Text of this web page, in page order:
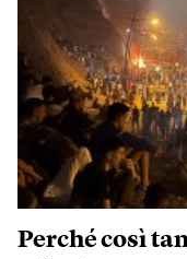
Perché così